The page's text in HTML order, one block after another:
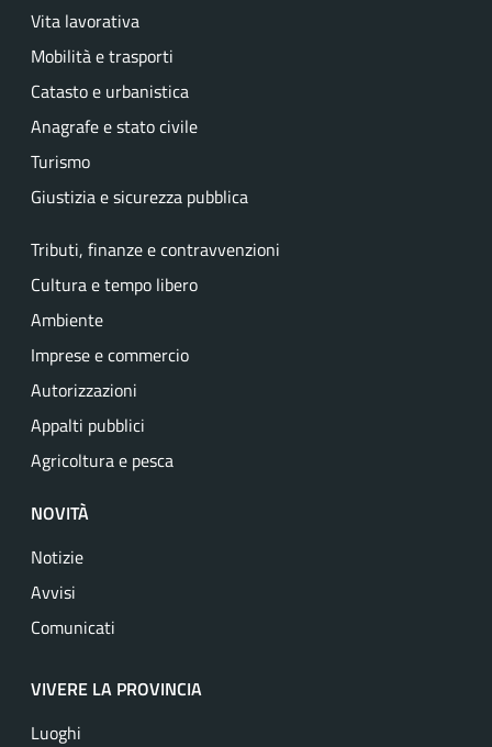
Vita lavorativa
Mobilità e trasporti
Catasto e urbanistica
Anagrafe e stato civile
Turismo
Giustizia e sicurezza pubblica
Tributi, finanze e contravvenzioni
Cultura e tempo libero
Ambiente
Imprese e commercio
Autorizzazioni
Appalti pubblici
Agricoltura e pesca
NOVITÀ
Notizie
Avvisi
Comunicati
VIVERE LA PROVINCIA
Luoghi